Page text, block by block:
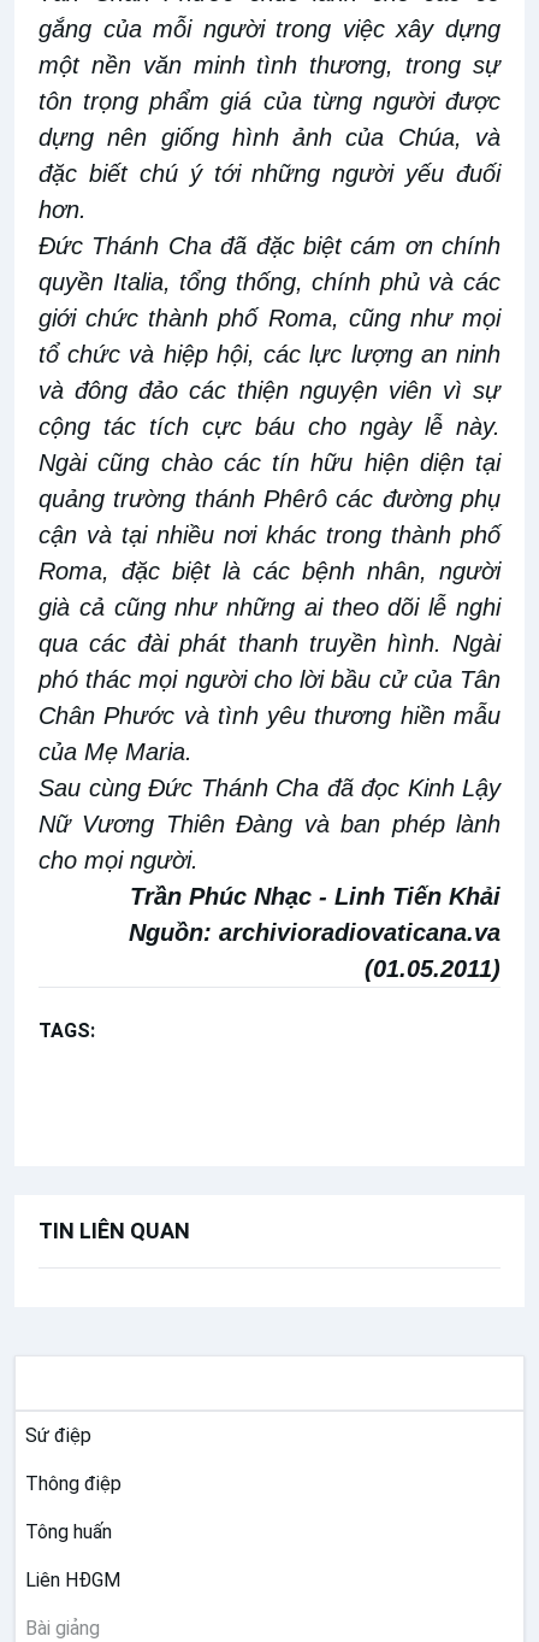
gắng của mỗi người trong việc xây dựng
một nền văn minh tình thương, trong sự
tôn trọng phẩm giá của từng người được
dựng nên giống hình ảnh của Chúa, và
đặc biết chú ý tới những người yếu đuối
hơn.
Đức Thánh Cha đã đặc biệt cám ơn chính
quyền Italia, tổng thống, chính phủ và các
giới chức thành phố Roma, cũng như mọi
tổ chức và hiệp hội, các lực lượng an ninh
và đông đảo các thiện nguyện viên vì sự
cộng tác tích cực báu cho ngày lễ này.
Ngài cũng chào các tín hữu hiện diện tại
quảng trường thánh Phêrô các đường phụ
cận và tại nhiều nơi khác trong thành phố
Roma, đặc biệt là các bệnh nhân, người
già cả cũng như những ai theo dõi lễ nghi
qua các đài phát thanh truyền hình. Ngài
phó thác mọi người cho lời bầu cử của Tân
Chân Phước và tình yêu thương hiền mẫu
của Mẹ Maria.
Sau cùng Đức Thánh Cha đã đọc Kinh Lậy
Nữ Vương Thiên Đàng và ban phép lành
cho mọi người.
Trần Phúc Nhạc - Linh Tiến Khải
Nguồn: archivioradiovaticana.va
(01.05.2011)
TAGS:
TIN LIÊN QUAN
Sứ điệp
Thông điệp
Tông huấn
Liên HĐGM
Bài giảng